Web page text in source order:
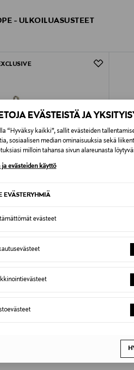
EVÄSTEISTÄ JA
“Hyväksy kaikki”, sallit evästeiden
sosiaalisen median ominaisuuksia sekä
milloin tahansa sivun alareunasta
ja evästeiden käyttö
EVÄSTERYHMIÄ
evästeet
- ULKOILUASUSTEET